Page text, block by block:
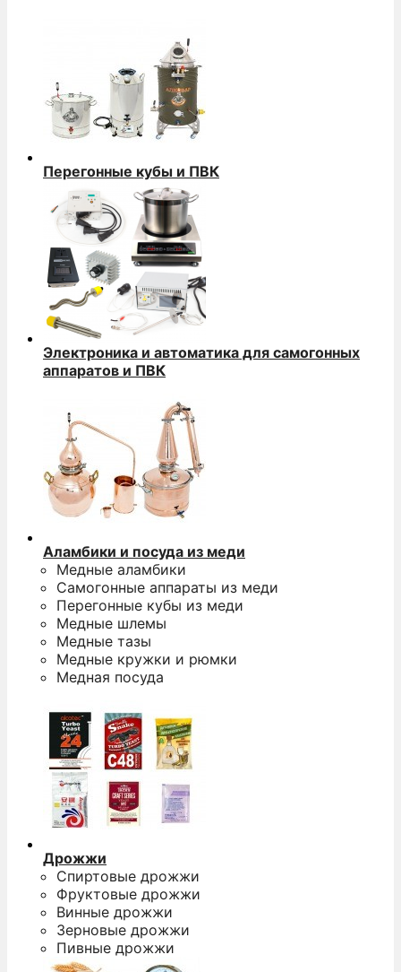
Перегонные кубы и ПВК
Электроника и автоматика для самогонных
аппаратов и ПВК
Аламбики и посуда из меди
Медные аламбики
Самогонные аппараты из меди
Перегонные кубы из меди
Медные шлемы
Медные тазы
Медные кружки и рюмки
Медная посуда
Дрожжи
Спиртовые дрожжи
Фруктовые дрожжи
Винные дрожжи
Зерновые дрожжи
Пивные дрожжи